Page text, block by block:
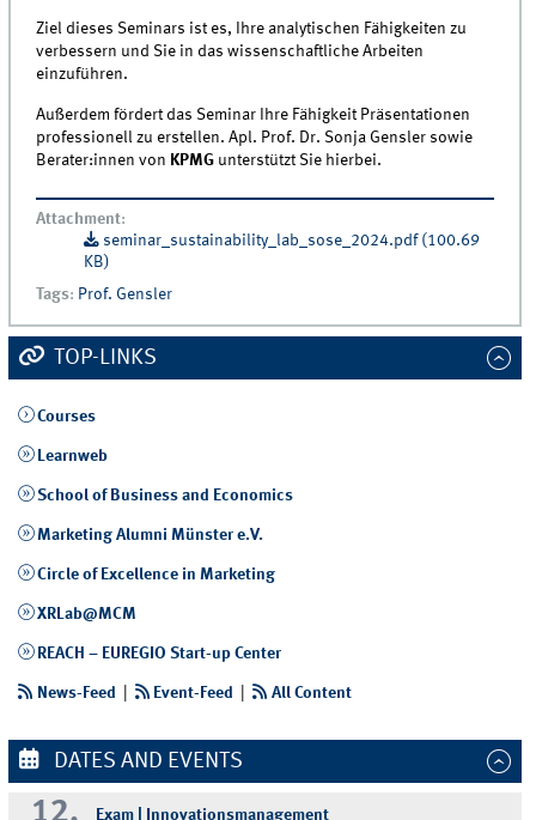
Ziel dieses Seminars ist es, Ihre analytischen Fähigkeiten zu
verbessern und Sie in das wissenschaftliche Arbeiten
einzuführen.
Außerdem fördert das Seminar Ihre Fähigkeit Präsentationen
professionell zu erstellen. Apl. Prof. Dr. Sonja Gensler sowie
Berater:innen von KPMG unterstützt Sie hierbei.
Attachment:
seminar_sustainability_lab_sose_2024.pdf (100.69
KB)
Tags: Prof. Gensler
TOP-LINKS
Courses
Learnweb
School of Business and Economics
Marketing Alumni Münster e.V.
Circle of Excellence in Marketing
XRLab@MCM
REACH – EUREGIO Start-up Center
News-Feed Event-Feed | All Content
DATES AND EVENTS
Exam | Innovationsmanagement